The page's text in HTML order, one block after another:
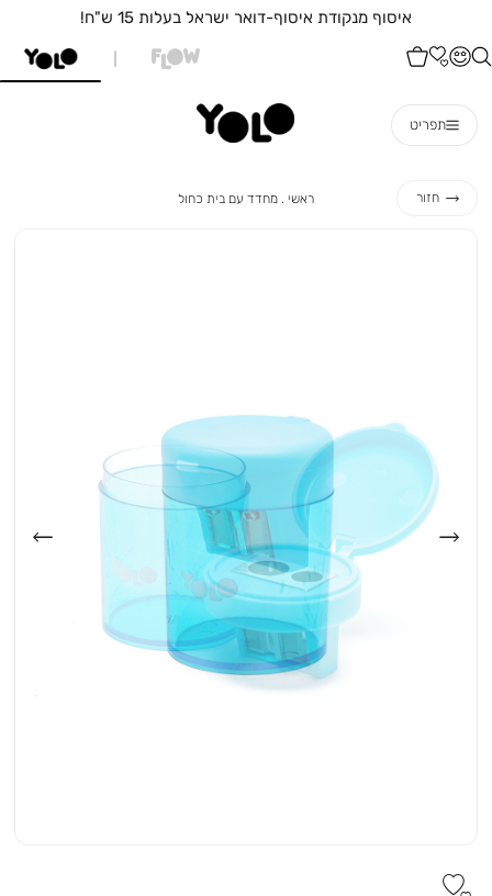
איסוף מנקודת איסוף-דואר ישראל בעלות 15 ש"ח!
תפריט
חזור ראשי ראשי
מחדד עם בית כחולמחדד